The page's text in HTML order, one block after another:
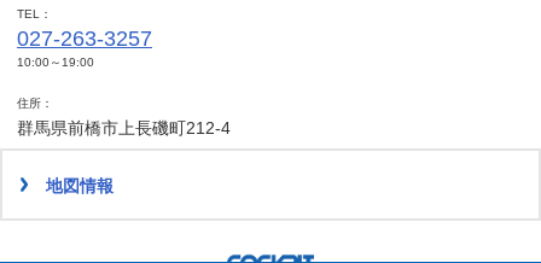
TEL
027-263-3257
10:00～19:00
住所
群馬県前橋市上長磯町212-4
地図情報